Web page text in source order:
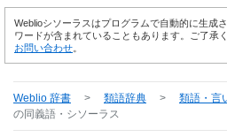
Weblioシソーラスはプログラムで自動的に生成
ワードが含まれていることもあります。ご了承
お問い合わせ。
Weblio 辞書 > 類語辞典 > 類語・言
の同義語・シソーラス